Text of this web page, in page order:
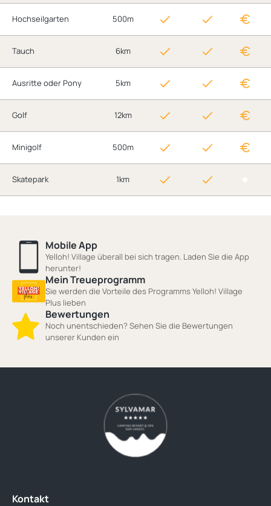
Hochseilgarten 500m
Tauch 6km
Ausritte oder Pony 5km
Golf 12km
Minigolf 500m
Skatepark 1km
Mobile App
Yelloh! Village überall bei sich tragen. Laden Sie die App
herunter!
Mein Treueprogramm
Sie werden die Vorteile des Programms Yelloh! Village
Plus lieben
Bewertungen
Noch unentschieden? Sehen Sie die Bewertungen
unserer Kunden ein
Kontakt